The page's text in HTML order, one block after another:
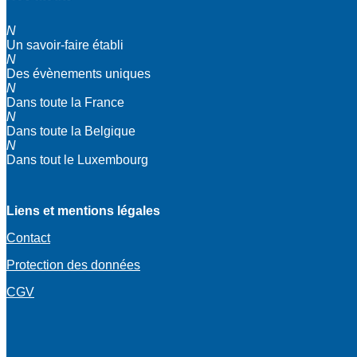
N
Un savoir-faire établi
N
Des évènements uniques
N
Dans toute la France
N
Dans toute la Belgique
N
Dans tout le Luxembourg
Liens et mentions légales
Contact
Protection des données
CGV